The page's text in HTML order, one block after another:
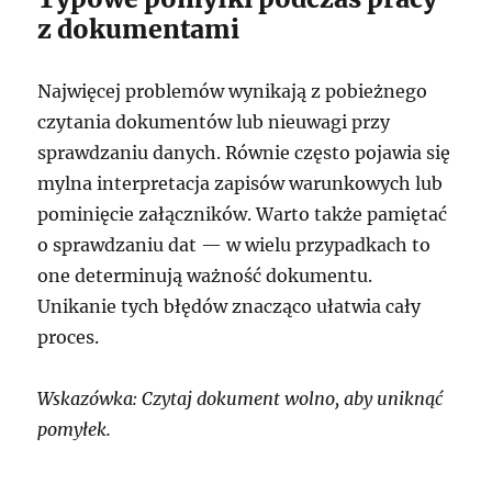
z dokumentami
Najwięcej problemów wynikają z pobieżnego
czytania dokumentów lub nieuwagi przy
sprawdzaniu danych. Równie często pojawia się
mylna interpretacja zapisów warunkowych lub
pominięcie załączników. Warto także pamiętać
o sprawdzaniu dat — w wielu przypadkach to
one determinują ważność dokumentu.
Unikanie tych błędów znacząco ułatwia cały
proces.
Wskazówka: Czytaj dokument wolno, aby uniknąć
pomyłek.